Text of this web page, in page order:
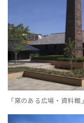
「窯のある広場・資料